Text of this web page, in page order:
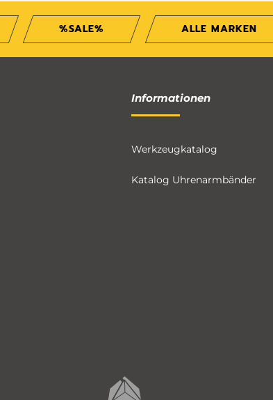
%SALE% ALLE MARKEN
Informationen
Werkzeugkatalog
Katalog Uhrenarmbänder